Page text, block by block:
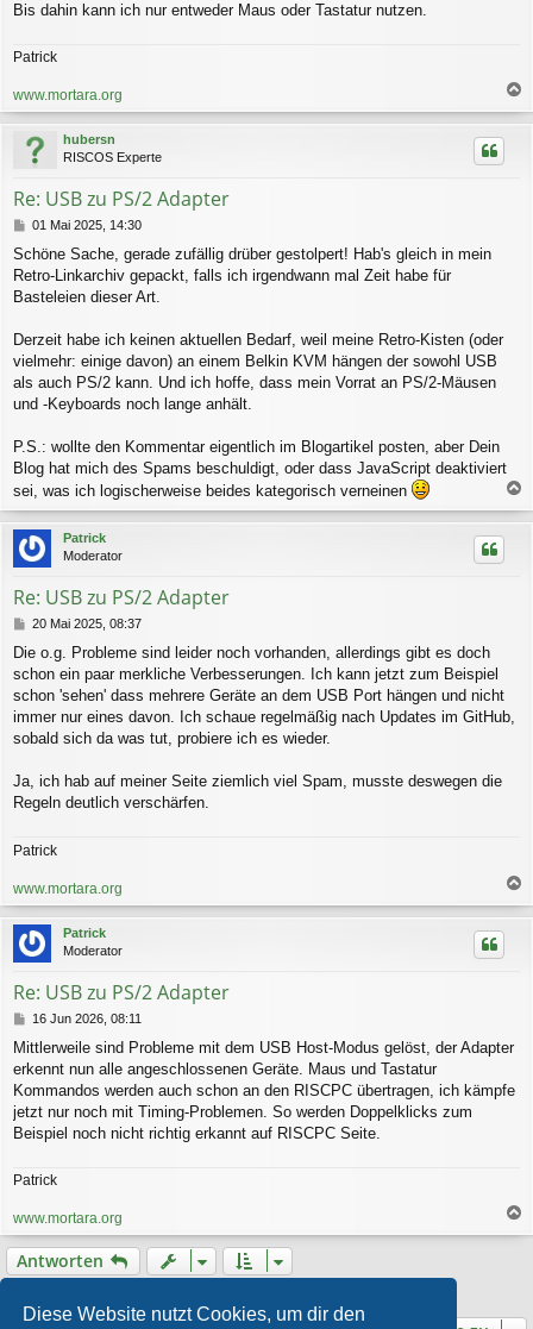
Diese Website nutzt Cookies, um dir den
Bis dahin kann ich nur entweder Maus oder Tastatur nutzen.
Patrick
www.mortara.org
a
c
hubersn
RISCOS Experte
Re: USB zu PS/2 Adapter
B
i
t
r
01 Mai 2025, 14:30
Schöne Sache, gerade zufällig drüber gestolpert! Hab's gleich in mein
Retro-Linkarchiv gepackt, falls ich irgendwann mal Zeit habe für
Basteleien dieser Art.
Derzeit habe ich keinen aktuellen Bedarf, weil meine Retro-Kisten (oder
vielmehr: einige davon) an einem Belkin KVM hängen der sowohl USB
als auch PS/2 kann. Und ich hoffe, dass mein Vorrat an PS/2-Mäusen
und -Keyboards noch lange anhält.
P.S.: wollte den Kommentar eigentlich im Blogartikel posten, aber Dein
Blog hat mich des Spams beschuldigt, oder dass JavaScript deaktiviert
sei, was ich logischerweise beides kategorisch verneinen
a
c
Patrick
Moderator
Re: USB zu PS/2 Adapter
B
i
t
r
a
g
20 Mai 2025, 08:37
Die o.g. Probleme sind leider noch vorhanden, allerdings gibt es doch
schon ein paar merkliche Verbesserungen. Ich kann jetzt zum Beispiel
schon 'sehen' dass mehrere Geräte an dem USB Port hängen und nicht
immer nur eines davon. Ich schaue regelmäßig nach Updates im GitHub,
sobald sich da was tut, probiere ich es wieder.
Ja, ich hab auf meiner Seite ziemlich viel Spam, musste deswegen die
Regeln deutlich verschärfen.
Patrick
www.mortara.org
a
c
Patrick
Moderator
Re: USB zu PS/2 Adapter
B
i
t
r
a
g
16 Jun 2026, 08:11
Mittlerweile sind Probleme mit dem USB Host-Modus gelöst, der Adapter
erkennt nun alle angeschlossenen Geräte. Maus und Tastatur
Kommandos werden auch schon an den RISCPC übertragen, ich kämpfe
jetzt nur noch mit Timing-Problemen. So werden Doppelklicks zum
Beispiel noch nicht richtig erkannt auf RISCPC Seite.
Patrick
www.mortara.org
a
Antworten